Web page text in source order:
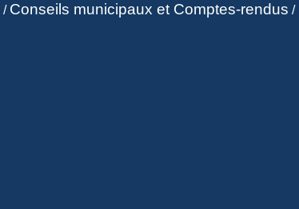
/ Conseils municipaux et Comptes-rendus /